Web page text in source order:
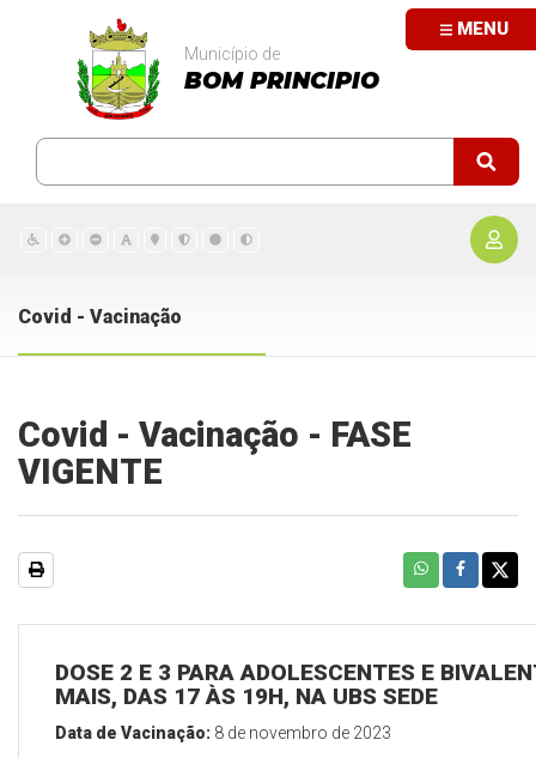
MENU
Município de
BOM PRINCIPIO
Covid - Vacinação
Covid - Vacinação - FASE
VIGENTE
DOSE 2 E 3 PARA ADOLESCENTES E
MAIS, DAS 17 ÀS 19H, NA UBS SEDE
Data de Vacinação: 8 de novembro de 2023